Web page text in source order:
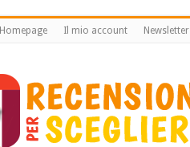
Homepage Il mio account Newsletter